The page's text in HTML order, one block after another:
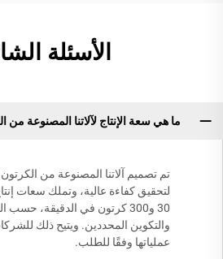
الأسئلة
ما هي سعة الإنتاج لآلاتنا المصنوعة من
تم تصميم آلاتنا المصنوعة من
لتحقيق كفاءة عالية، وتملك سعات
30 و300 كرتون في الدقيقة، حسب
والتكوين المحددين. ويتيح ذلك
عملياتها وفقًا للطلب.